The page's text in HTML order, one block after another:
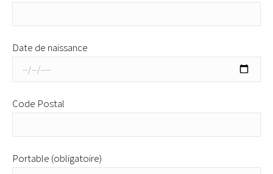
Date de naissance
Code Postal
Portable (obligatoire)